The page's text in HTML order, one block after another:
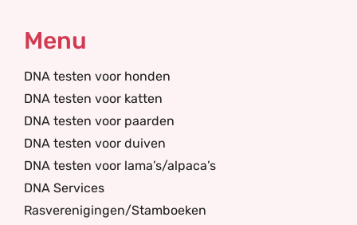
Menu
DNA testen voor honden
DNA testen voor katten
DNA testen voor paarden
DNA testen voor duiven
DNA testen voor lama’s/alpaca’s
DNA Services
Rasverenigingen/Stamboeken